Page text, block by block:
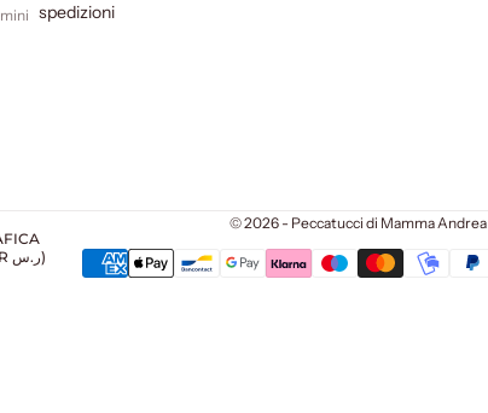
spedizioni
ARABIA SAUDITA (SAR ر.س)
© 2026 - Peccatucci di Mamma Andrea